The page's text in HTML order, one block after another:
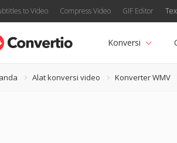
to Video Compress Video GIF Editor
Konversi
Alat konversi video Konverter WMV